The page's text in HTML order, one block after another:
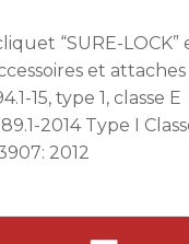
“SURE-LOCK”
et
15, type 1, classe E
2014 Type I
2012